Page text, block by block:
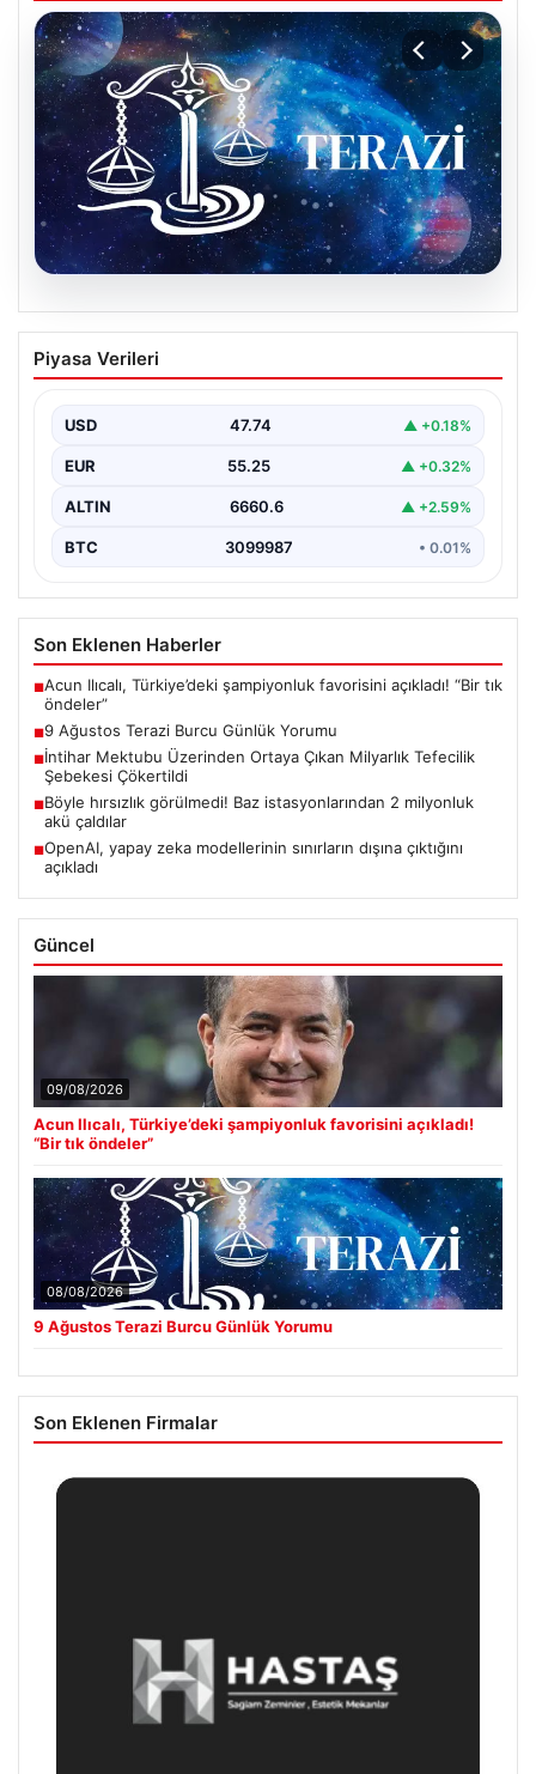
08.08.2026
9 Ağustos Terazi Burcu Günlük Yorumu
Bugün Terazi burcu insanları için ikili ilişkilerde iletişimin
Piyasa Verileri
USD 47.74 ▲ +0.18%
EUR 55.25 ▲ +0.32%
ALTIN 6660.6 ▲ +2.59%
BTC 3099987 • 0.01%
Son Eklenen Haberler
■Acun Ilıcalı, Türkiye’deki şampiyonluk favorisini açıkladı! “Bir tık
öndeler”
■9 Ağustos Terazi Burcu Günlük Yorumu
■İntihar Mektubu Üzerinden Ortaya Çıkan Milyarlık Tefecilik
Şebekesi Çökertildi
■Böyle hırsızlık görülmedi! Baz istasyonlarından 2 milyonluk
akü çaldılar
■OpenAI, yapay zeka modellerinin sınırların dışına çıktığını
açıkladı
Güncel
09/08/2026
Acun Ilıcalı, Türkiye’deki şampiyonluk favorisini açıkladı!
“Bir tık öndeler”
08/08/2026
9 Ağustos Terazi Burcu Günlük Yorumu
Son Eklenen Firmalar